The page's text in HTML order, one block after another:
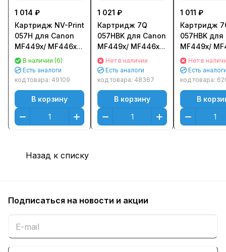
1 014 ₽
Картридж NV-Print
057H для Canon
MF449x/ MF446x/
MF445dw/
MF443dw
(10000стр.) - без
чипа
В наличии (6)
Есть аналоги
код товара: 49109
В корзину
1 021 ₽
Картридж 7Q
057HBK для Canon
MF449x/ MF446x/
MF445dw/
MF443dw
(10000стр.)
Черный (Black) -
без чипа
Нет в наличии
Есть аналоги
код товара: 48367
В корзину
1 011 ₽
Картридж
057HBK для
MF449x/
MF445dw/
MF443dw
(10000стр.)
Черный
чипом
Нет в
Есть
код товара:
В
Назад к списку
Подписаться на новости и акции